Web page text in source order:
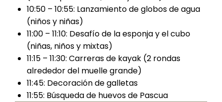
10:50 – 10:55: Lanzamiento de globos de agua
(niños y niñas)
11:00 – 11:10: Desafío de la esponja y el cubo
(niñas, niños y mixtas)
11:15 – 11:30: Carreras de kayak (2 rondas
alrededor del muelle grande)
11:45: Decoración de galletas
11:55: Búsqueda de huevos de Pascua